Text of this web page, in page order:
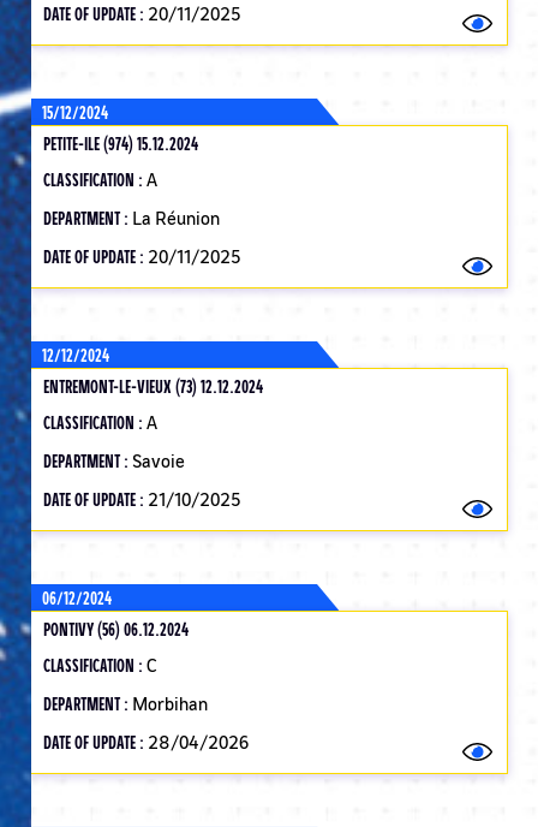
DATE OF UPDATE : 20/11/2025
15/12/2024
PETITE-ILE (974) 15.12.2024
CLASSIFICATION : A
DEPARTMENT : La Réunion
DATE OF UPDATE : 20/11/2025
12/12/2024
ENTREMONT-LE-VIEUX (73) 12.12.2024
CLASSIFICATION : A
DEPARTMENT : Savoie
DATE OF UPDATE : 21/10/2025
06/12/2024
PONTIVY (56) 06.12.2024
CLASSIFICATION : C
DEPARTMENT : Morbihan
DATE OF UPDATE : 28/04/2026